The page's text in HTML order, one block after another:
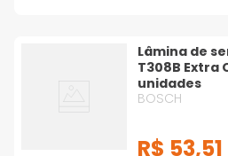
Lâmina de
T308B Extra
unidades
BOSCH
R$ 53,51